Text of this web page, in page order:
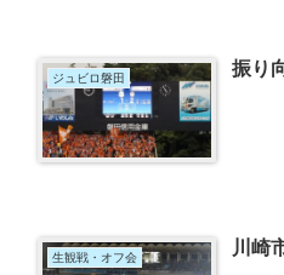
ジュビロ磐田 振り
生観戦・オフ会 川崎